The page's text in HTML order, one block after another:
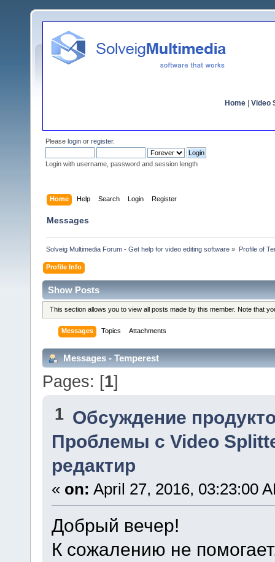
Home Video
Please login or register.
Login with username, password and session length
Home Help Search Login Register
Messages
Solveig Multimedia Forum - Get help for video editing software » Profile of
Profile Info
Show Posts
This section allows you to view all posts made by this member. Note that
Messages Topics Attachments
Messages - Temperest
Pages: [1]
1 Обсуждение
Проблемы с Video
редактир
« on: April 27, 2016, 03:23:00
Добрый вечер!
К сожалению не